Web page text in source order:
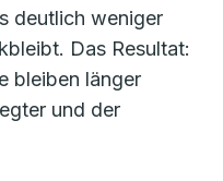
deutlich weniger
Das Resultat:
bleiben länger
und der